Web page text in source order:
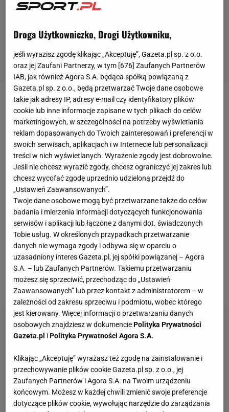
Już przed październikowym zgrupowaniem
reprezentacji Polski podkreślano, że Paulo Sousa nie
jeździ nameczeekstraklasy.- Nawet jeśli chciałbym
dołączać do kadry piłkarzy z ekstraklasy, to nie
mogę pokazać innym zawodnikom z kadry, że stracą
pozycję dla zawodnika o mniejszych
umiejętnościach - mówił Portugalczyk
zaangażował się prezes PZPN, Cezary Kulesza,
który zapowiadał, że spotka się z 51-latkiem, aby
przekonać go do częstszych wizyt na polskich
stadionach. Finalnie na mecze z San Marino i
Albanią trafił tylko jeden piłkarz z ekstraklasy:
Kacper Kozłowski z Pogoni Szczecin.
Droga Użytkowniczko, Drogi Użytkowniku,
jeśli wyrazisz zgodę klikając „Akceptuję”, Gazeta.pl sp. z o.o.
oraz jej Zaufani Partnerzy, w tym [676] Zaufanych Partnerów
IAB, jak również Agora S.A. będąca spółką powiązaną z
Gazeta.pl sp. z o.o., będą przetwarzać Twoje dane osobowe
takie jak adresy IP, adresy e-mail czy identyfikatory plików
cookie lub inne informacje zapisane w tych plikach do celów
marketingowych, w szczególności na potrzeby wyświetlania
reklam dopasowanych do Twoich zainteresowań i preferencji w
swoich serwisach, aplikacjach i w Internecie lub personalizacji
treści w nich wyświetlanych. Wyrażenie zgody jest dobrowolne.
Jeśli nie chcesz wyrazić zgody, chcesz ograniczyć jej zakres lub
chcesz wycofać zgodę uprzednio udzieloną przejdź do
„Ustawień Zaawansowanych”.
Twoje dane osobowe mogą być przetwarzane także do celów
badania i mierzenia informacji dotyczących funkcjonowania
serwisów i aplikacji lub łączone z danymi dot. świadczonych
Tobie usług. W określonych przypadkach przetwarzanie
danych nie wymaga zgody i odbywa się w oparciu o
uzasadniony interes Gazeta.pl, jej spółki powiązanej – Agora
S.A. – lub Zaufanych Partnerów. Takiemu przetwarzaniu
możesz się sprzeciwić, przechodząc do „Ustawień
Zaawansowanych” lub przez kontakt z administratorem – w
zależności od zakresu sprzeciwu i podmiotu, wobec którego
jest kierowany. Więcej informacji o przetwarzaniu danych
osobowych znajdziesz w dokumenciePolityka Prywatności
Gazeta.pl iPolityka Prywatności Agora S.A.
Klikając „Akceptuję” wyrażasz też zgodę na zainstalowanie i
przechowywanie plików cookie Gazeta.pl sp. z o.o., jej
Zaufanych Partnerów i Agora S.A. na Twoim urządzeniu
końcowym. Możesz w każdej chwili zmienić swoje preferencje
dotyczące plików cookie, wywołując narzędzie do zarządzania